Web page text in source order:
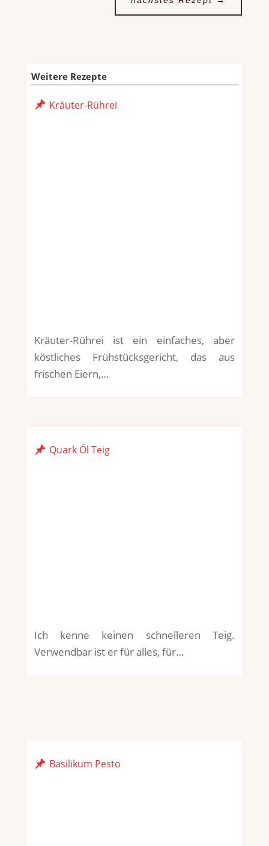
Weitere Rezepte
Kräuter-Rührei
Kräuter-Rührei ist ein einfaches, aber
köstliches Frühstücksgericht, das aus
frischen Eiern,…
Quark Öl Teig
Ich kenne keinen schnelleren Teig.
Verwendbar ist er für alles, für…
Basilikum Pesto